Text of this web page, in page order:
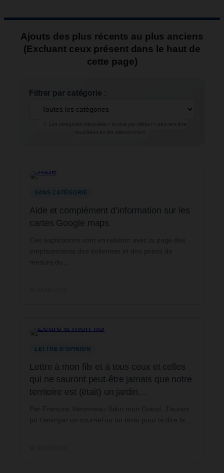
Ajouts des plus récents au plus anciens
(Excluant ceux présent dans le haut de
cette page)
Filtrer par catégorie :
SANS CATÉGORIE
Aide et complément d’information sur les
cartes Google maps
LETTRE D'OPINION
Lettre à mon fils et à tous ceux et celles
qui ne sauront peut-être jamais que notre
territoire est (était) un jardin…